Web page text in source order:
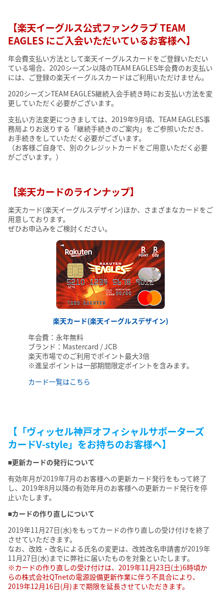
【楽天イーグルス公式ファンクラブ TEAM
EAGLES にご入会いただいているお客様へ】
年会費支払い方法として楽天イーグルスカードをご登録いただい
ている場合、2020シーズン以降のTEAM EAGLES年会費のお支払い
には、ご登録の楽天イーグルスカードはご利用いただけません。
2020シーズンTEAM EAGLES継続入会手続き時にお支払い方法を変
更していただく必要がございます。
支払い方法変更につきましては、2019年9月頃、TEAM EAGLES事
務局よりお送りする「継続手続きのご案内」をご参照いただき、
お手続きをしていただく必要がございます。
（お客様ご自身で、別のクレジットカードをご用意いただく必要
がございます。）
【楽天カードのラインナップ】
楽天カード(楽天イーグルスデザイン)ほか、さまざまなカードをご
用意しております。
ぜひお申込みをご検討ください。
楽天カード(楽天イーグルスデザイン)
年会費：永年無料
ブランド：Mastercard / JCB
楽天市場でのご利用でポイント最大3倍
※進呈ポイントは一部期間限定ポイントを含みます。
カード一覧はこちら
【「ヴィッセル神戸オフィシャルサポーターズ
カードV-style」をお持ちのお客様へ】
■更新カードの発行について
有効年月が2019年7月のお客様への更新カード発行をもって終了
し、2019年8月以降の有効年月のお客様への更新カード発行を停
止いたします。
■カードの作り直しについて
2019年11月27日(水)をもってカードの作り直しの受け付けを終了
させていただきます。
なお、改姓・改名による氏名の変更は、改姓改名申請書が2019年
11月27日(水)までに弊社に届いたものを対象といたします。
※カードの作り直しの受け付けは、2019年11月23日(土)6時頃か
らの株式会社QTnetの電源設備更新作業に伴う不具合により、
2019年12月16日(月)まで期限を延長させていただきます。